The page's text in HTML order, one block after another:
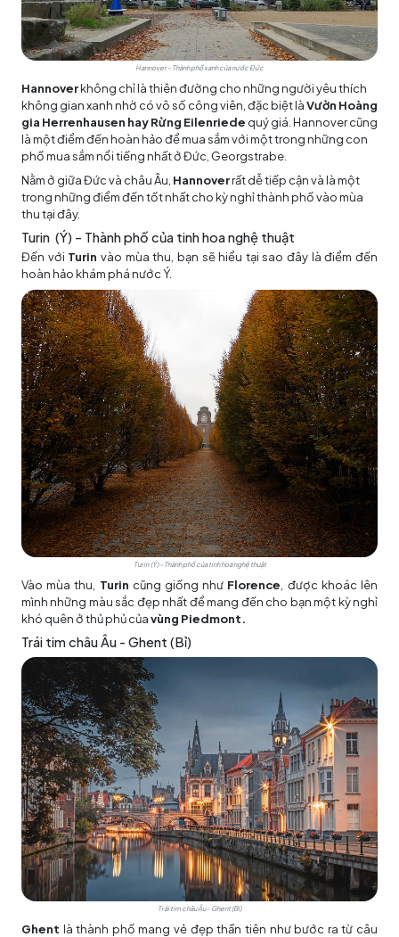
Hannover – Thành phố xanh của nước Đức
Hannoverkhông chỉ là thiên đường cho những người yêu thích
không gian xanh nhờ có vô số công viên, đặc biệt làVườn Hoàng
gia Herrenhausen hay Rừng Eilenriede quý giá. Hannover cũng
là một điểm đến hoàn hảo để mua sắm với một trong những con
phố mua sắm nổi tiếng nhất ở Đức, Georgstrabe.
Nằm ở giữa Đức và châu Âu, Hannoverrất dễ tiếp cận và là một
trong những điểm đến tốt nhất cho kỳ nghỉ thành phố vào mùa
thu tại đây.
Turin (Ý) – Thành phố của tinh hoa nghệ thuật
Đến với Turin vào mùa thu, bạn sẽ hiểu tại sao đây là điểm đến
hoàn hảo khám phá nước Ý.
Turin (Ý) – Thành phố của tinh hoa nghệ thuật
Vào mùa thu, Turin cũng giống như Florence, được khoác lên
mình những màu sắc đẹp nhất để mang đến cho bạn một kỳ nghỉ
khó quên ở thủ phủ củavùng Piedmont.
Trái tim châu Âu - Ghent (Bỉ)
Trái tim châu Âu - Ghent (Bỉ)
Ghent là thành phố mang vẻ đẹp thần tiên như bước ra từ câu